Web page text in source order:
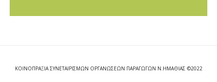
ΚΟΙΝΟΠΡΑΞΙΑ ΣΥΝΕΤΑΙΡΙΣΜΩΝ ΟΡΓΑΝΩΣΕΩΝ ΠΑΡΑΓΩΓΩΝ Ν.ΗΜΑΘΙΑΣ ©2022